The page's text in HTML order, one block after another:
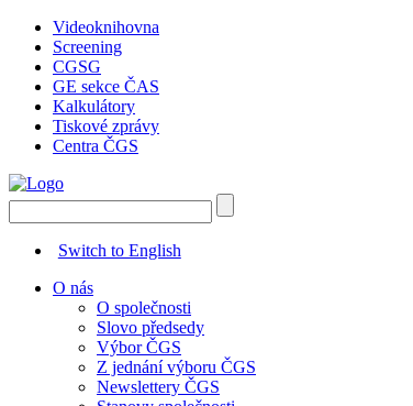
Videoknihovna
Screening
CGSG
GE sekce ČAS
Kalkulátory
Tiskové zprávy
Centra ČGS
Switch to English
O nás
O společnosti
Slovo předsedy
Výbor ČGS
Z jednání výboru ČGS
Newslettery ČGS